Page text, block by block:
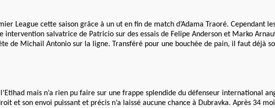
League cette saison grâce à un ut en fin de match d’Adama Traoré. Cependant
salvatrice de Patricio sur des essais de Felipe Anderson et Marko
de Michail Antonio sur la ligne. Transféré pour une bouchée de pain, il faut déjà
mais n’a rien pu faire sur une frappe splendide du défenseur international
et son envoi puissant et précis n’a laissé aucune chance à Dubravka. Après 34